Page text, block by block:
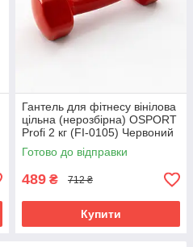
Гантель для фітнесу вінілова
цільна (нерозбірна) OSPORT
Profi 2 кг (FI-0105) Червоний
Готово до відправки
489 ₴ 712 ₴
Купити